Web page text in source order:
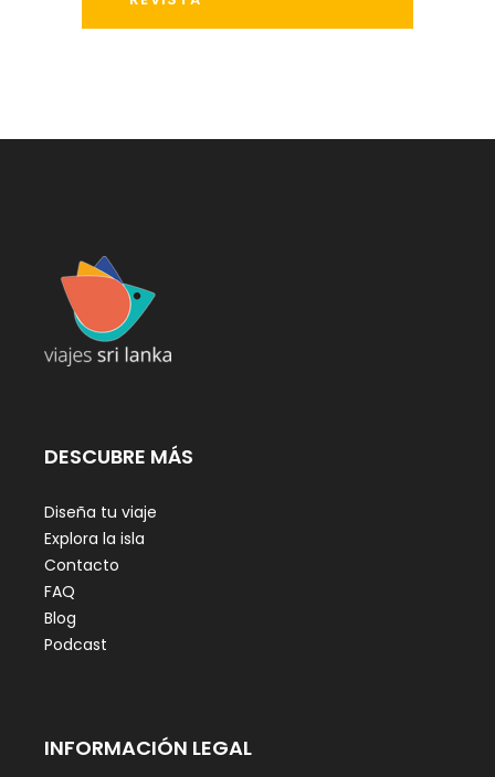
DESCUBRE MÁS
Diseña tu viaje
Explora la isla
Contacto
FAQ
Blog
Podcast
INFORMACIÓN LEGAL